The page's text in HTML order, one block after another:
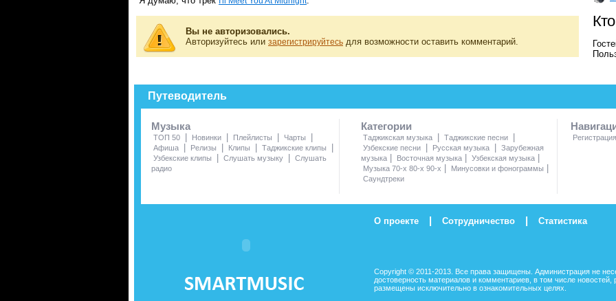
Вы не авторизовались.
Авторизуйтесь или зарегистрируйтесь для возможности оставить комментарий.
Путеводитель
Музыка
ТОП 50 Новинки Плейлисты Чарты
Афиша Релизы Клипы Таджикские клипы
Узбекские клипы Слушать музыку
Слушать
радио
Категории
Таджикская музыка Таджикские песни
Узбекские песни Русская музыка
Зарубежная
музыка
Восточная музыка Узбекская музыка
Музыка 70-х 80-х 90-х Минусовки и фонограммы
Саундтреки
Регистрация
О проекте | Сотрудничество | Статистика
Copyright © 2011-2013. Все права защищены. Администрация не
достоверность материалов и комментариев, в том числе
размещены исключительно в ознакомительных целях.